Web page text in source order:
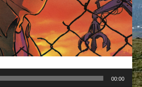
PORTE EN BOIS
00:00